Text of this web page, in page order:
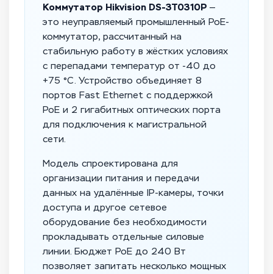
Коммутатор Hikvision DS-3T0310P —
это неуправляемый промышленный PoE-
коммутатор, рассчитанный на
стабильную работу в жёстких условиях
с перепадами температур от -40 до
+75 °C. Устройство объединяет 8
портов Fast Ethernet с поддержкой
PoE и 2 гигабитных оптических порта
для подключения к магистральной
сети.
Модель спроектирована для
организации питания и передачи
данных на удалённые IP-камеры, точки
доступа и другое сетевое
оборудование без необходимости
прокладывать отдельные силовые
линии. Бюджет PoE до 240 Вт
позволяет запитать несколько мощных